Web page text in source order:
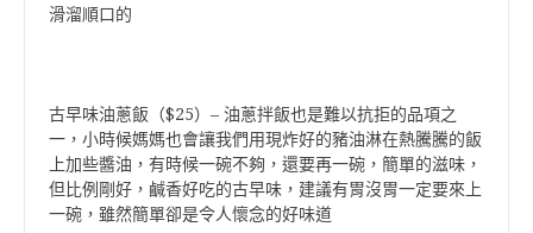
滑溜順口的
古早味油蔥飯（$25） – 油蔥拌飯也是難以抗拒的品項之
一，小時候媽媽也會讓我們用現炸好的豬油淋在熱騰騰的飯
上加些醬油，有時候一碗不夠，還要再一碗，簡單的滋味，
但比例剛好，鹹香好吃的古早味，建議有胃沒胃一定要來上
一碗，雖然簡單卻是令人懷念的好味道